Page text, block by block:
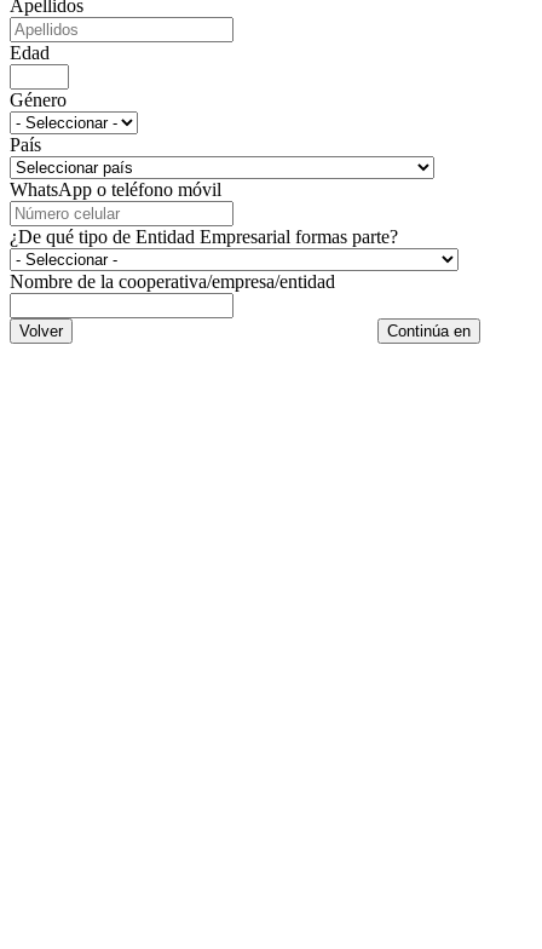
Apellidos
Edad
Género
País
WhatsApp o teléfono móvil
¿De qué tipo de Entidad Empresarial formas parte?
Nombre de la cooperativa/empresa/entidad
Volver Continúa en